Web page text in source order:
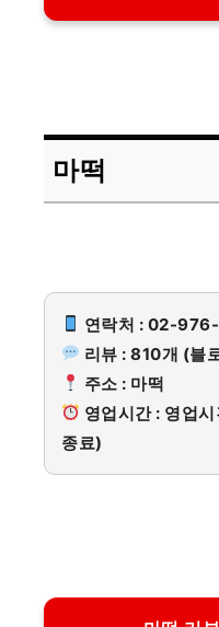
마떡
연락처 : 02-
리뷰 : 810개 (블
주소 : 마떡
영업시간 : 영업
종료)